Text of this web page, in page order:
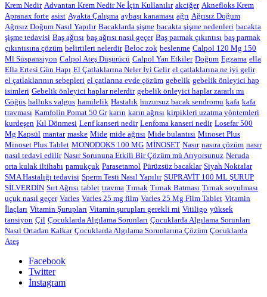
Krem Nedir Advantan Krem Nedir Ne İçin Kullanılır akciğer Aknefloks Krem
Apranax forte asist Ayakta Çalışma aybaşı kanaması ağrı Ağrısız Doğum
Ağrısız Doğum Nasıl Yapılır Bacaklarda şişme bacakta şişme nedenleri bacakta
şişme tedavisi Baş ağrısı baş ağrısı nasıl geçer Baş parmak çıkıntısı baş parmak
çıkıntısına çözüm belirtileri nelerdir Beloc zok beslenme Calpol 120 Mg 150
Ml Süspansiyon Calpol Ateş Düşürücü Calpol Yan Etkiler Doğum Egzama ella
Ella Ertesi Gün Hapı El Çatlaklarına Neler İyi Gelir el çatlaklarına ne iyi gelir
el çatlaklarının sebepleri el çatlarına evde çözüm gebelik gebelik önleyici hap
isimleri Gebelik önleyici haplar nelerdir gebelik önleyici haplar zararlı mı
Göğüs halluks valgus hamilelik Hastalık huzursuz bacak sendromu kafa kafa
travması Kamfolin Pomat 50 Gr karın karın ağrısı kirpikleri uzatma yöntemleri
kurdeşen Kıl Dönmesi Lenf kanseri nedir Lenfoma kanseri nedir Losefar 500
Mg Kapsül mantar maske Mide mide ağrısı Mide bulantısı Minoset Plus
Minoset Plus Tablet MONODOKS 100 MG MİNOSET Nasır nasıra çözüm nasır
nasıl tedavi edilir Nasır Sorununa Etkili Bir Çözüm mü Arıyorsunuz Neruda
orta kulak iltihabı pamukçuk Parasetamol Pürüzsüz bacaklar Siyah Noktalar
SMA Hastalığı tedavisi Sperm Testi Nasıl Yapılır SUPRAVİT 100 ML ŞURUP
SİLVERDİN Sırt Ağrısı tablet travma Tırnak Tırnak Batması Tırnak soyulması
uçuk nasıl geçer Varles Varles 25 mg film Varles 25 Mg Film Tablet Vitamin
İlaçları Vitamin Şurupları Vitamin şurupları gerekli mi Vitiligo yüksek
tansiyon Çil Çocuklarda Algılama Sorunları Çocuklarda Algılama Sorunları
Nasıl Ortadan Kalkar Çocuklarda Algılama Sorunlarına Çözüm Çocuklarda
Ateş
Facebook
Twitter
İnstagram